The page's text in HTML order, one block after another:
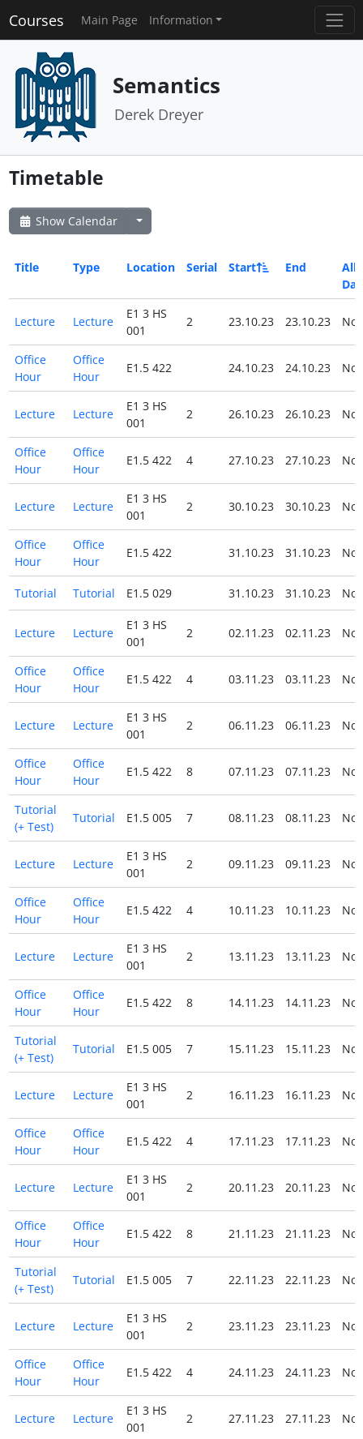
Courses Main Page Information
Semantics
Derek Dreyer
Timetable
Show Calendar
Title Type Location Serial Start End
All
Day
Lecture Lecture
E1 3 HS
001
2 23.10.23 23.10.23 No
Office
Hour
Office
Hour
E1.5 422 24.10.23 24.10.23 No
Lecture Lecture
E1 3 HS
001
2 26.10.23 26.10.23 No
Office
Hour
Office
Hour
E1.5 422 4 27.10.23 27.10.23 No
Lecture Lecture
E1 3 HS
001
2 30.10.23 30.10.23 No
Office
Hour
Office
Hour
E1.5 422 31.10.23 31.10.23 No
Tutorial Tutorial E1.5 029 31.10.23 31.10.23 No
Lecture Lecture
E1 3 HS
001
2 02.11.23 02.11.23 No
Office
Hour
Office
Hour
E1.5 422 4 03.11.23 03.11.23 No
Lecture Lecture
E1 3 HS
001
2 06.11.23 06.11.23 No
Office
Hour
Office
Hour
E1.5 422 8 07.11.23 07.11.23 No
Tutorial
(+ Test)
Tutorial E1.5 005 7 08.11.23 08.11.23 No
Lecture Lecture
E1 3 HS
001
2 09.11.23 09.11.23 No
Office
Hour
Office
Hour
E1.5 422 4 10.11.23 10.11.23 No
Lecture Lecture
E1 3 HS
001
2 13.11.23 13.11.23 No
Office
Hour
Office
Hour
E1.5 422 8 14.11.23 14.11.23 No
Tutorial
(+ Test)
Tutorial E1.5 005 7 15.11.23 15.11.23 No
Lecture Lecture
E1 3 HS
001
2 16.11.23 16.11.23 No
Office
Hour
Office
Hour
E1.5 422 4 17.11.23 17.11.23 No
Lecture Lecture
E1 3 HS
001
2 20.11.23 20.11.23 No
Office
Hour
Office
Hour
E1.5 422 8 21.11.23 21.11.23 No
Tutorial
(+ Test)
Tutorial E1.5 005 7 22.11.23 22.11.23 No
Lecture Lecture
E1 3 HS
001
2 23.11.23 23.11.23 No
Office
Hour
Office
Hour
E1.5 422 4 24.11.23 24.11.23 No
Lecture Lecture
E1 3 HS
001
2 27.11.23 27.11.23 No